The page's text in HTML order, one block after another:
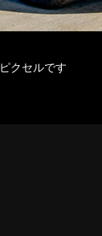
ピクセルです